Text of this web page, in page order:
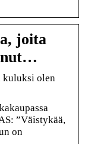
joita
kuluksi olen
”Väistykää,
on